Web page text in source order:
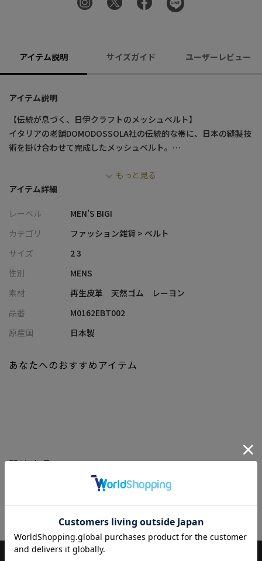
アイテム説明 サイズガイド ユーザーレビュー
アイテム説明
【伝統が息づく、日伊クラフトのメッシュベルト】
イタリアの老舗DOMODOSSOLA社の伝統的な帯に、日本の縫製技
術を掛け合わせて完成したメッシュベルト。
装いに奥行きと品格を添える、大人のための定番アイテムです。
【デザイン/素材】
世界的ハイブランドも手がける、イタリア・DOMODOSSOLA社の
使用している皮革は、革なめし技術に定評のあるイタリア・トス
カーナ地方のタンナーで製造されたもの。
紀元前から続く最古の製法とされる〝ベジタブルタンニン製法〟
しています。
イタリアの素材に日本の丁寧な縫製技術を掛け合わせることで、
【DOMODOSSOLA/ドモドッソラ】
で幅広く対応する素材メーカーです。
伝統技法で編み込まれたメッシュ構造により、しなやかで身体に
自然と沿うフィット感。
ホール位置を選ばず調整できるため、快適な着用感が続きます。
もっと見る
アイテム詳細
レーベル
MEN’S BIGI
カテゴリ
ファッション雑貨 > ベルト
サイズ
2 3
性別
MENS
素材
再生皮革 天然ゴム レーヨン
品番
M0162EBT002
原産国
日本製
関連商品
あなたへのおすすめアイテム